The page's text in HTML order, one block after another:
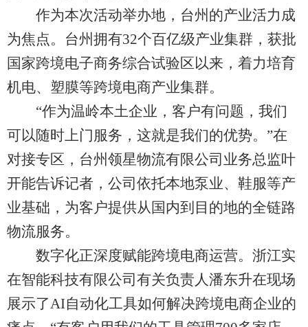
作为本次活动举办地，台州的产业活力成
为焦点。台州拥有32个百亿级产业集群，获批
国家跨境电子商务综合试验区以来，着力培育
机电、塑膜等跨境电商产业集群。
“作为温岭本土企业，客户有问题，我们
可以随时上门服务，这就是我们的优势。”在
对接专区，台州领星物流有限公司业务总监叶
开能告诉记者，公司依托本地泵业、鞋服等产
业基础，为客户提供从国内到目的地的全链路
物流服务。
数字化正深度赋能跨境电商运营。浙江实
在智能科技有限公司有关负责人潘东升在现场
展示了AI自动化工具如何解决跨境电商企业的